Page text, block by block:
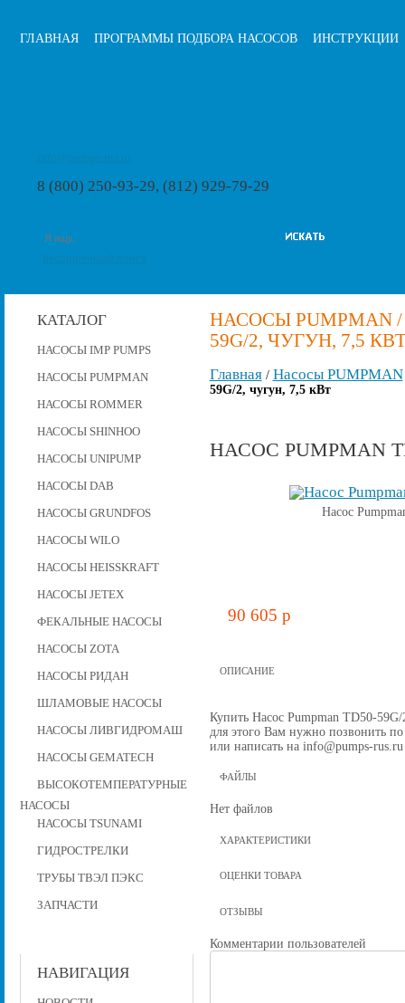
ГЛАВНАЯ ПРОГРАММЫ ПОДБОРА НАСОСОВ ИНСТРУКЦИИ
8 (800) 250-93-29, (812) 929-79-29
КАТАЛОГ
НАСОСЫ IMP PUMPS
НАСОСЫ PUMPMAN
НАСОСЫ ROMMER
НАСОСЫ SHINHOO
НАСОСЫ UNIPUMP
НАСОСЫ DAB
НАСОСЫ GRUNDFOS
НАСОСЫ WILO
НАСОСЫ HEISSKRAFT
НАСОСЫ JETEX
ФЕКАЛЬНЫЕ НАСОСЫ
НАСОСЫ ZOTA
НАСОСЫ РИДАН
ШЛАМОВЫЕ НАСОСЫ
НАСОСЫ ЛИВГИДРОМАШ
НАСОСЫ GEMATECH
ВЫСОКОТЕМПЕРАТУРНЫЕ
НАСОСЫ
НАСОСЫ TSUNAMI
ГИДРОСТРЕЛКИ
ТРУБЫ ТВЭЛ ПЭКС
ЗАПЧАСТИ
НАВИГАЦИЯ
НАСОСЫ PUMPMAN /
59G/2, ЧУГУН, 7,5
Главная/ Насосы PUMPMAN
59G/2, чугун, 7,5 кВт
НАСОС PUMPMAN
Насос
90 605 p
ОПИСАНИЕ
Купить Насос Pumpman TD50-
для этого Вам нужно позвонить
или написать на info@pumps-rus.ru
ФАЙЛЫ
Нет файлов
ХАРАКТЕРИСТИКИ
ОЦЕНКИ ТОВАРА
ОТЗЫВЫ
Комментарии пользователей